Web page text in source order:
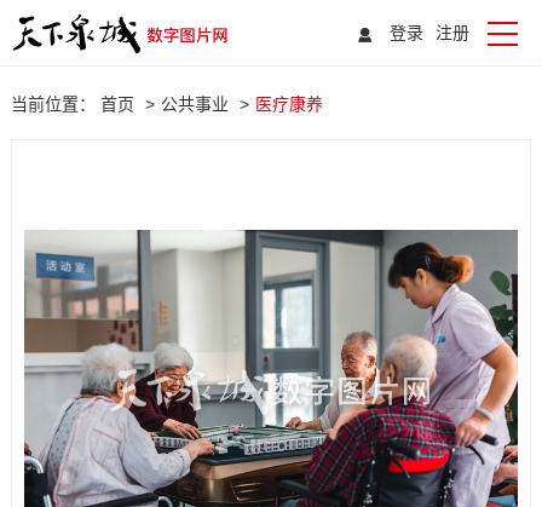
登录 注册
当前位置： 首页 > 公共事业 > 医疗康养